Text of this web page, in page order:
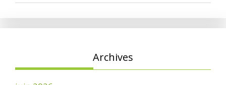
Archives